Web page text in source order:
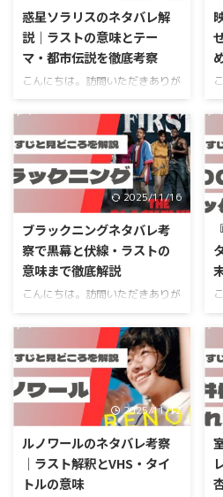
す。ソードフィッシュあらすじを
頭からラストまでおさらいしつ
つ、ソードフィッシュのラストの
意味や、ガブリエルはいったい何
者なのかというガブリエル正体の
疑問、作品全体のテーマを掘るソ
ードフィッシュの考察まで、まと
めて一気に押さえていきますね。
公開から時間が経っている作品な
ので ...
惑星ソラリスのネタバレ解
説｜ラストの意味とテー
マ・都市伝説を徹底考察
こんにちは。訪問いただきありが
とうございます。物語の知恵袋、
運営者の「ふくろう」です。 こ
の記事にたどり着いたあなたは、
惑星ソラリスの解説やネタバレあ
らすじ、ラストの意味やラストシ
ーンの考察、さらにタルコフスキ
ー版映画としての特徴や惑星ソラ
リスの原作小説との違いが気にな
っているのではないでしょうか。
惑星ソラリスの映画解説を読んで
もよく分からなかった、惑星ソラ
リスのラストが難解すぎてモヤモ
ヤしている、首都高が出てくるシ
ーンの意味や、ソダーバーグ版ソ
ラリスとの違いもまとめて知りた
い、という声もよく聞きます。 ...
...
2025/11/16
ブラックニングネタバレ考
察で黒幕と伏線・ラストの
意味まで徹底解説
こんにちは。訪問いただきありが
とうございます。物語の知恵袋、
運営者のふくろうです。 この記
事は、映画ブラックニングをネタ
バレであらすじや黒幕、ラストシ
ーンの意味など気になる点を解説
しております！海外では「The
Blackening」として公開されてい
るこの作品、日本ではやっと配信
が開始されました。ジュンティー
ンスの夜に起こるデスゲームやボ
ードゲームの正体、仮面の双子や
2025/11/12
ルノワールのネタバレ考察
｜ラスト解釈とVHS・タイ
トルの意味